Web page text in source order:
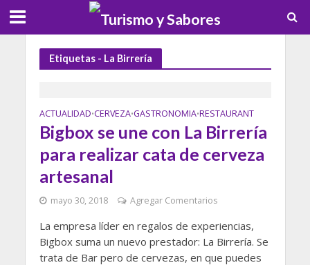
Etiquetas - La Birrería
ACTUALIDAD•CERVEZA•GASTRONOMIA•RESTAURANT
Bigbox se une con La Birrería
para realizar cata de cerveza
artesanal
mayo 30, 2018 Agregar Comentarios
La empresa líder en regalos de experiencias,
Bigbox suma un nuevo prestador: La Birrería. Se
trata de Bar pero de cervezas, en que puedes